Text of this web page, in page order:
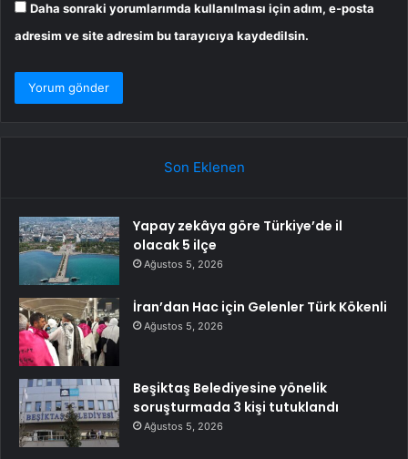
Daha sonraki yorumlarımda kullanılması için adım, e-posta
adresim ve site adresim bu tarayıcıya kaydedilsin.
Son Eklenen
Yapay zekâya göre Türkiye’de il
olacak 5 ilçe
Ağustos 5, 2026
İran’dan Hac için Gelenler Türk Kökenli
Ağustos 5, 2026
Beşiktaş Belediyesine yönelik
soruşturmada 3 kişi tutuklandı
Ağustos 5, 2026